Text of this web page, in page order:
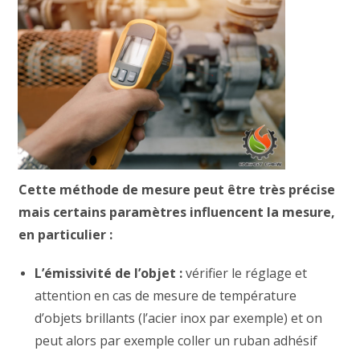
Cette méthode de mesure peut être très précise
mais certains paramètres influencent la mesure,
en particulier :
L’émissivité de l’objet :vérifier le réglage et
attention en cas de mesure de température
d’objets brillants (l’acier inox par exemple) et on
peut alors par exemple coller un ruban adhésif